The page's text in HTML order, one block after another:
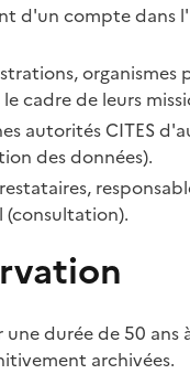
d'un compte
cadre de leurs
autorités CITES
des données).
une durée de 50
archivées.